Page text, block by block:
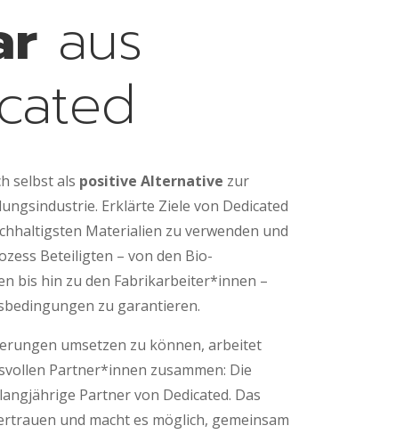
aus
selbst als positive Alternative zur
Erklärte Ziele von Dedicated
Materialien zu verwenden und
Beteiligten – von den Bio-
bis hin zu den Fabrikarbeiter*innen –
zu garantieren.
umsetzen zu können, arbeitet
Partner*innen zusammen: Die
Partner von Dedicated. Das
und macht es möglich, gemeinsam